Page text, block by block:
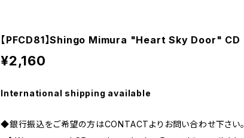
【PFCD81】Shingo Mimura "Heart Sky Door" CD
¥2,160
International shipping available
◆銀行振込をご希望の方はCONTACTよりお問い合わせ下さい。